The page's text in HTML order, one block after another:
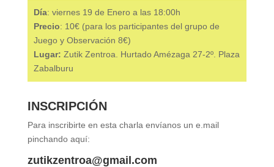
Día: viernes 19 de Enero a las 18:00h
Precio: 10€ (para los participantes del grupo de
Juego y Observación 8€)
Lugar: Zutik Zentroa. Hurtado Amézaga 27-2º. Plaza
Zabalburu
INSCRIPCIÓN
Para inscribirte en esta charla envíanos un e.mail
pinchando aquí:
zutikzentroa@gmail.com